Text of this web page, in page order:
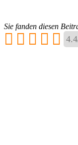
Sie fanden diesen
4.4